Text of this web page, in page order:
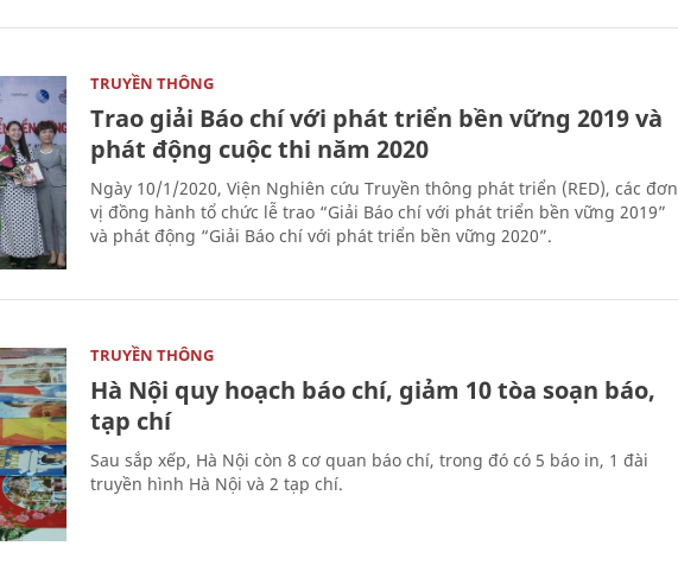
TRUYỀN THÔNG
Trao giải Báo chí với phát triển bền vững 2019 và
phát động cuộc thi năm 2020
Ngày 10/1/2020, Viện Nghiên cứu Truyền thông phát triển (RED), các đơn
vị đồng hành tổ chức lễ trao “Giải Báo chí với phát triển bền vững 2019”
và phát động “Giải Báo chí với phát triển bền vững 2020”.
TRUYỀN THÔNG
Hà Nội quy hoạch báo chí, giảm 10 tòa soạn báo,
tạp chí
Sau sắp xếp, Hà Nội còn 8 cơ quan báo chí, trong đó có 5 báo in, 1 đài
truyền hình Hà Nội và 2 tạp chí.